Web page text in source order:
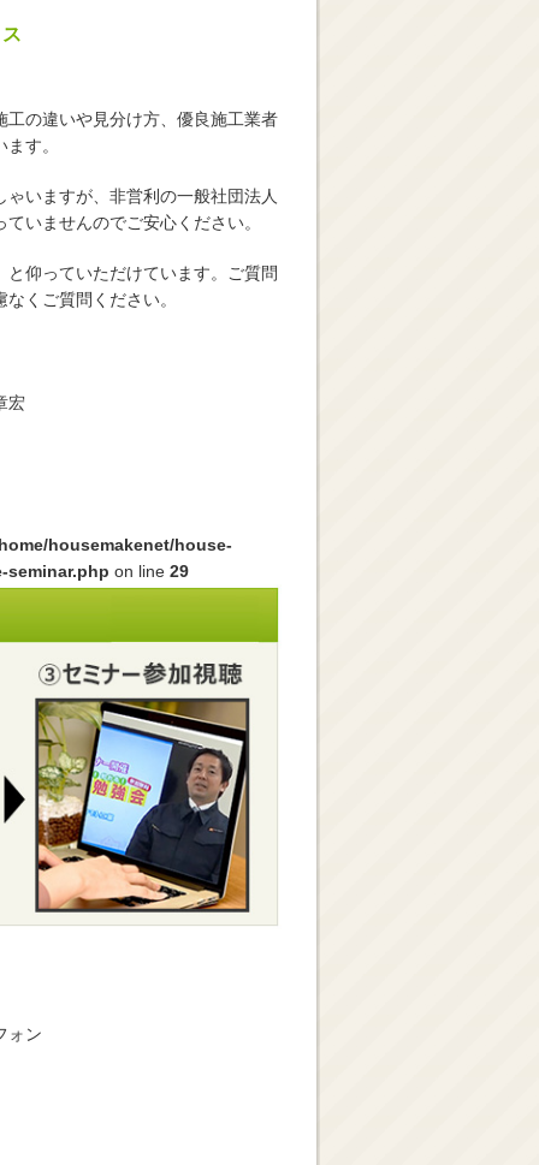
の違いや見分け方、優良施工業者
す。
いますが、非営利の一般社団法人
いませんのでご安心ください。
仰っていただけています。ご質問
くご質問ください。
宏
housemakenet/house-
seminar.php on line 29
ォン